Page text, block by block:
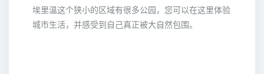
埃里温这个狭小的区域有很多公园，您可以在这里体验
城市生活，并感受到自己真正被大自然包围。